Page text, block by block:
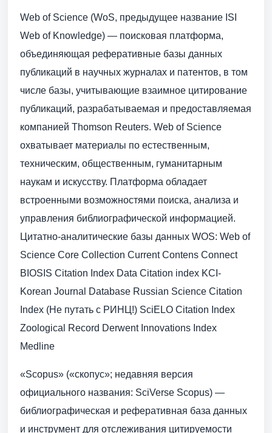
Web of Science (WoS, предыдущее название ISI
Web of Knowledge) — поисковая платформа,
объединяющая реферативные базы данных
публикаций в научных журналах и патентов, в том
числе базы, учитывающие взаимное цитирование
публикаций, разрабатываемая и предоставляемая
компанией Thomson Reuters. Web of Science
охватывает материалы по естественным,
техническим, общественным, гуманитарным
наукам и искусству. Платформа обладает
встроенными возможностями поиска, анализа и
управления библиографической информацией.
Цитатно-аналитические базы данных WOS: Web of
Science Core Соllection Current Contens Connect
BIOSIS Citation Index Data Citation index KCI-
Korean Journal Database Russian Science Citation
Index (Не путать с РИНЦ!) SciELO Citation Index
Zoological Record Derwent Innovations Index
Medline
«Scopus» («скопус»; недавняя версия
официального названия: SciVerse Scopus) —
библиографическая и реферативная база данных
и инструмент для отслеживания цитируемости